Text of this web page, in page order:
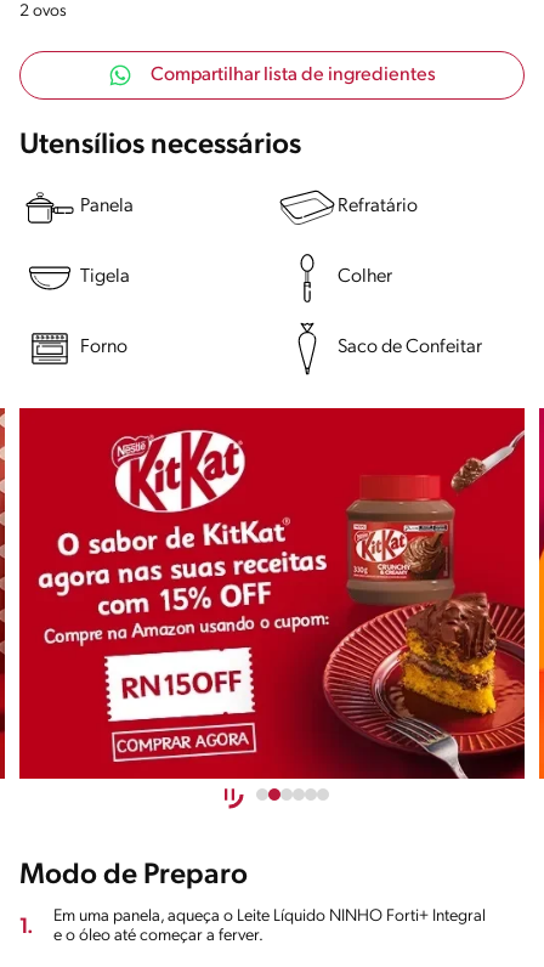
2 ovos
Compartilhar lista de ingredientes
Utensílios necessários
Panela Refratário
Tigela Colher
Forno Saco de Confeitar
Modo de Preparo
1.
Em uma panela, aqueça o Leite Líquido NINHO Forti+ Integral
e o óleo até começar a ferver.